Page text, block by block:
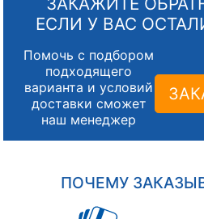
ЕСЛИ У ВАС
Помочь с подбором
подходящего
варианта и условий
доставки сможет
наш менеджер
ПОЧЕМУ